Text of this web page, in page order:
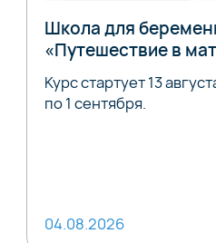
Школа для
«Путешествие в
Курс стартует 13
по 1 сентября.
04.08.2026